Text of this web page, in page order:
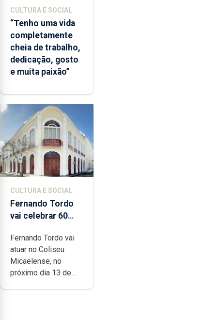
CULTURA E SOCIAL
“Tenho uma vida
completamente
cheia de trabalho,
dedicação, gosto
e muita paixão”
CULTURA E SOCIAL
Fernando Tordo
vai celebrar 60
no Coliseu
Micaelense
Fernando Tordo vai
atuar no Coliseu
Micaelense, no
próximo dia 13 de...